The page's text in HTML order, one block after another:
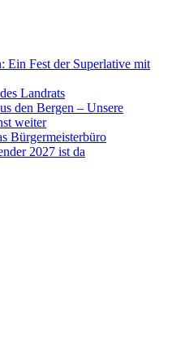
Ein Fest der Superlative mit
Landrats
den Bergen – Unsere
weiter
Bürgermeisterbüro
2027 ist da